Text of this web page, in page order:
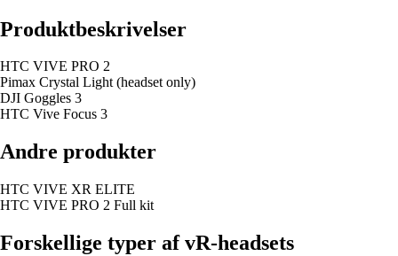
Produktbeskrivelser
HTC VIVE PRO 2
Pimax Crystal Light (headset only)
DJI Goggles 3
HTC Vive Focus 3
Andre produkter
HTC VIVE XR ELITE
HTC VIVE PRO 2 Full kit
Forskellige typer af vR-headsets